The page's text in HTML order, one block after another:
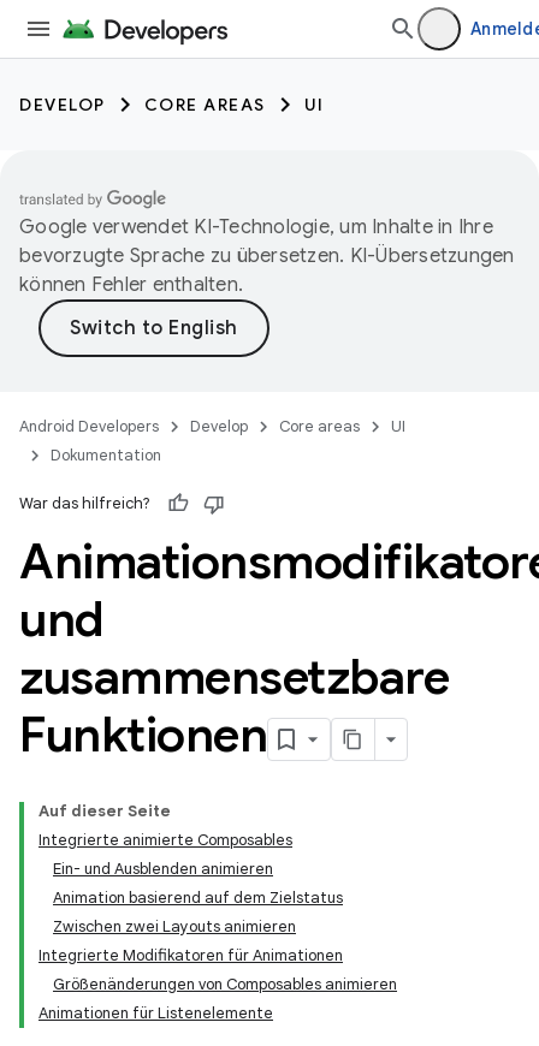
DEVELOP CORE AREAS UI
Google verwendet KI-Technologie, um Inhalte in Ihre
bevorzugte Sprache zu übersetzen. KI-Übersetzungen
können Fehler enthalten.
Android Developers Develop Core areas
UI
Dokumentation
War das hilfreich?
und
zusammensetzbare
Funktionen
Auf dieser Seite
Integrierte animierte Composables
Ein- und Ausblenden animieren
Animation basierend auf dem Zielstatus
Zwischen zwei Layouts animieren
Integrierte Modifikatoren für Animationen
Größenänderungen von Composables animieren
Animationen für Listenelemente